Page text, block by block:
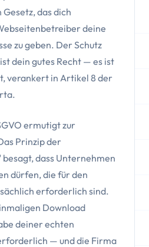
Gesetz, das dich
deine
zu geben. Der Schutz
dein gutes Recht — es ist
verankert in Artikel 8 der
ermutigt zur
Prinzip der
dass Unternehmen
dürfen, die für den
erforderlich sind.
Download
deiner echten
— und die Firma